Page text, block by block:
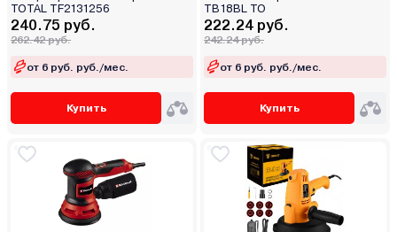
TOTAL TF2131256
240.75 руб.
262.42 руб.
от 6 руб. руб./мес.
Купить
TB18BL TO
222.24 руб.
242.24 руб.
от 6 руб. руб./мес.
Купить